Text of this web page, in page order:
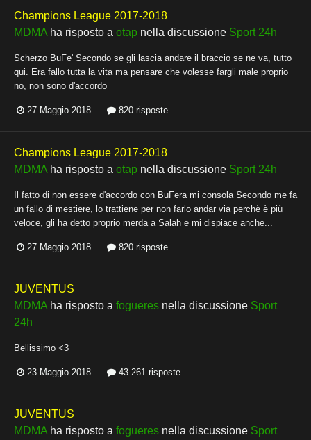
Champions League 2017-2018
MDMA ha risposto a otap nella discussione Sport 24h
Scherzo BuFe' Secondo se gli lascia andare il braccio se ne va, tutto
qui. Era fallo tutta la vita ma pensare che volesse fargli male proprio
no, non sono d'accordo
27 Maggio 2018 820 risposte
Champions League 2017-2018
MDMA ha risposto a otap nella discussione Sport 24h
Il fatto di non essere d'accordo con BuFera mi consola Secondo me fa
un fallo di mestiere, lo trattiene per non farlo andar via perchè è più
veloce, gli ha detto proprio merda a Salah e mi dispiace anche...
27 Maggio 2018 820 risposte
JUVENTUS
MDMA ha risposto a fogueres nella discussione Sport
24h
Bellissimo <3
23 Maggio 2018 43.261 risposte
JUVENTUS
MDMA ha risposto a fogueres nella discussione Sport